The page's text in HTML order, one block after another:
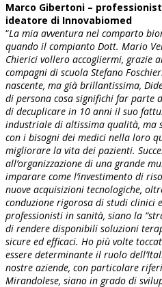
Marco Gibertoni –
ideatore di Innovabiomed
“La mia avventura nel comparto
quando il compianto Dott. Mario
Chierici vollero accogliermi, grazie
compagni di scuola Stefano
nascente, ma già brillantissima,
di persona cosa significhi far parte
di decuplicare in 10 anni il suo
industriale di altissima qualità, ma
con i bisogni dei medici nella loro
migliorare la vita dei pazienti.
all’organizzazione di una grande
imparare come l’investimento di
nuove acquisizioni tecnologiche,
conduzione rigorosa di studi clinici
professionisti in sanità, siano la
di rendere disponibili soluzioni
sicure ed efficaci. Ho più volte
essere determinante il ruolo
nostre aziende, con particolare
Mirandolese, siano in grado di